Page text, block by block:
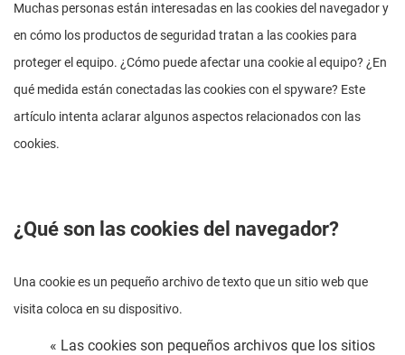
Muchas personas están interesadas en las cookies del navegador y
en cómo los productos de seguridad tratan a las cookies para
proteger el equipo. ¿Cómo puede afectar una cookie al equipo? ¿En
qué medida están conectadas las cookies con el spyware? Este
artículo intenta aclarar algunos aspectos relacionados con las
cookies.
¿Qué son las cookies del navegador?
Una cookie es un pequeño archivo de texto que un sitio web que
visita coloca en su dispositivo.
« Las cookies son pequeños archivos que los sitios